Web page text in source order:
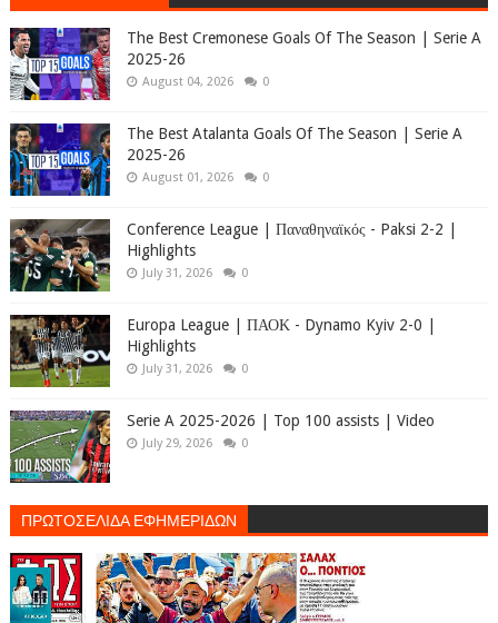
The Best Cremonese Goals Of The Season | Serie A
2025-26
August 04, 2026 0
The Best Atalanta Goals Of The Season | Serie A
2025-26
August 01, 2026 0
Conference League | Παναθηναϊκός - Paksi 2-2 |
Highlights
July 31, 2026 0
Europa League | ΠΑΟΚ - Dynamo Kyiv 2-0 |
Highlights
July 31, 2026 0
Serie A 2025-2026 | Top 100 assists | Video
July 29, 2026 0
ΠΡΩΤΟΣΕΛΙΔΑ ΕΦΗΜΕΡΙΔΩΝ